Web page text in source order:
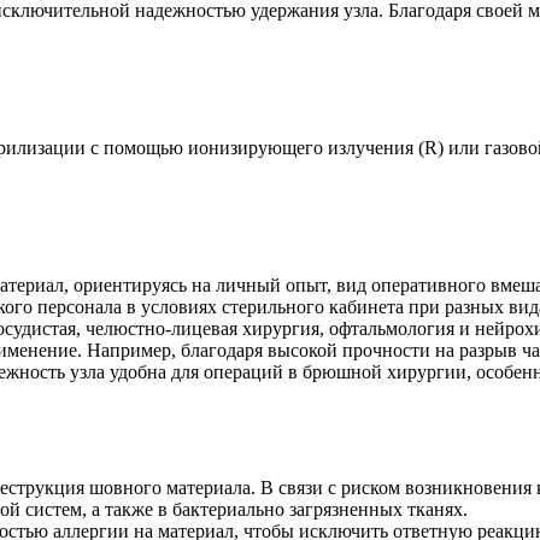
надежностью удержания узла. Благодаря своей
с помощью ионизирующего излучения (R) или
ориентируясь на личный опыт, вид оперативного
персонала в условиях стерильного кабинета при разных
челюстно-лицевая хирургия, офтальмология и
Например, благодаря высокой прочности на разрыв
узла удобна для операций в брюшной хирургии,
шовного материала. В связи с риском
систем, а также в бактериально загрязненных тканях.
аллергии на материал, чтобы исключить ответную